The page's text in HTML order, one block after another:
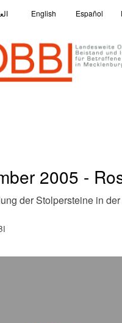
English Español
2005 -
der Stolpersteine in